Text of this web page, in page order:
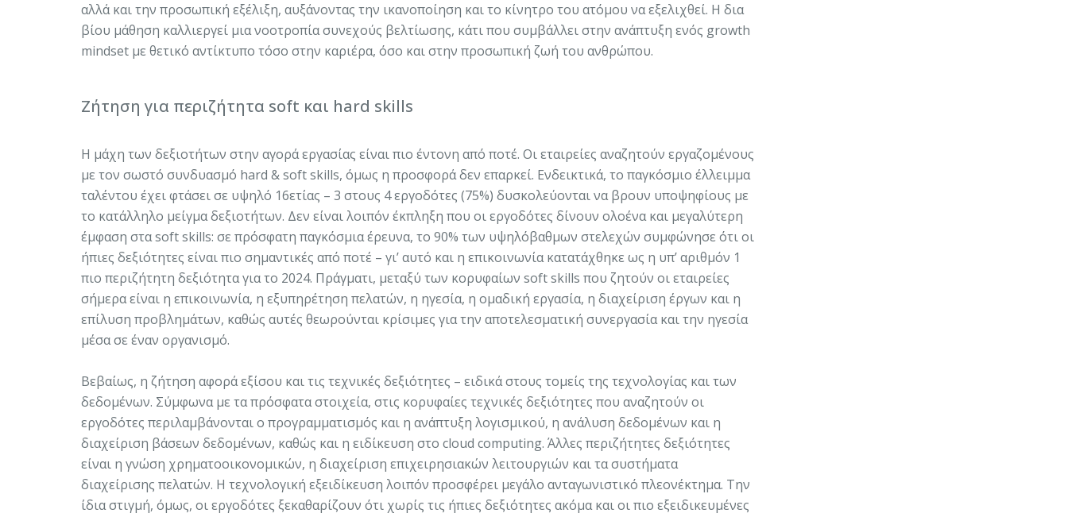
αλλά και την προσωπική εξέλιξη, αυξάνοντας την ικανοποίηση και το κίνητρο του ατόμου να εξελιχθεί. Η δια
βίου μάθηση καλλιεργεί μια νοοτροπία συνεχούς βελτίωσης, κάτι που συμβάλλει στην ανάπτυξη ενός growth
mindset με θετικό αντίκτυπο τόσο στην καριέρα, όσο και στην προσωπική ζωή του ανθρώπου.
Ζήτηση για περιζήτητα soft και hard skills
Η μάχη των δεξιοτήτων στην αγορά εργασίας είναι πιο έντονη από ποτέ. Οι εταιρείες αναζητούν εργαζομένους
με τον σωστό συνδυασμό hard & soft skills, όμως η προσφορά δεν επαρκεί. Ενδεικτικά, το παγκόσμιο έλλειμμα
ταλέντου έχει φτάσει σε υψηλό 16ετίας – 3 στους 4 εργοδότες (75%) δυσκολεύονται να βρουν υποψηφίους με
το κατάλληλο μείγμα δεξιοτήτων. Δεν είναι λοιπόν έκπληξη που οι εργοδότες δίνουν ολοένα και μεγαλύτερη
έμφαση στα soft skills: σε πρόσφατη παγκόσμια έρευνα, το 90% των υψηλόβαθμων στελεχών συμφώνησε ότι οι
ήπιες δεξιότητες είναι πιο σημαντικές από ποτέ – γι’ αυτό και η επικοινωνία κατατάχθηκε ως η υπ’ αριθμόν 1
πιο περιζήτητη δεξιότητα για το 2024. Πράγματι, μεταξύ των κορυφαίων soft skills που ζητούν οι εταιρείες
σήμερα είναι η επικοινωνία, η εξυπηρέτηση πελατών, η ηγεσία, η ομαδική εργασία, η διαχείριση έργων και η
επίλυση προβλημάτων, καθώς αυτές θεωρούνται κρίσιμες για την αποτελεσματική συνεργασία και την ηγεσία
μέσα σε έναν οργανισμό.
Βεβαίως, η ζήτηση αφορά εξίσου και τις τεχνικές δεξιότητες – ειδικά στους τομείς της τεχνολογίας και των
δεδομένων. Σύμφωνα με τα πρόσφατα στοιχεία, στις κορυφαίες τεχνικές δεξιότητες που αναζητούν οι
εργοδότες περιλαμβάνονται ο προγραμματισμός και η ανάπτυξη λογισμικού, η ανάλυση δεδομένων και η
διαχείριση βάσεων δεδομένων, καθώς και η ειδίκευση στο cloud computing. Άλλες περιζήτητες δεξιότητες
είναι η γνώση χρηματοοικονομικών, η διαχείριση επιχειρησιακών λειτουργιών και τα συστήματα
διαχείρισης πελατών. Η τεχνολογική εξειδίκευση λοιπόν προσφέρει μεγάλο ανταγωνιστικό πλεονέκτημα. Την
ίδια στιγμή, όμως, οι εργοδότες ξεκαθαρίζουν ότι χωρίς τις ήπιες δεξιότητες ακόμα και οι πιο εξειδικευμένες